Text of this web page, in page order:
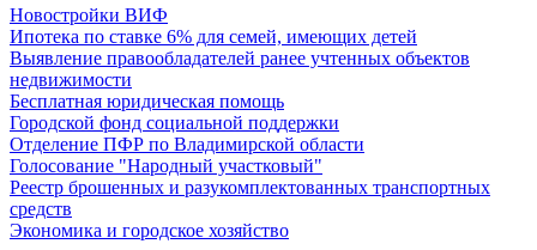
Новостройки ВИФ
Ипотека по ставке 6% для семей, имеющих детей
Выявление правообладателей ранее учтенных объектов
недвижимости
Бесплатная юридическая помощь
Городской фонд социальной поддержки
Отделение ПФР по Владимирской области
Голосование "Народный участковый"
Реестр брошенных и разукомплектованных транспортных
средств
Экономика и городское хозяйство